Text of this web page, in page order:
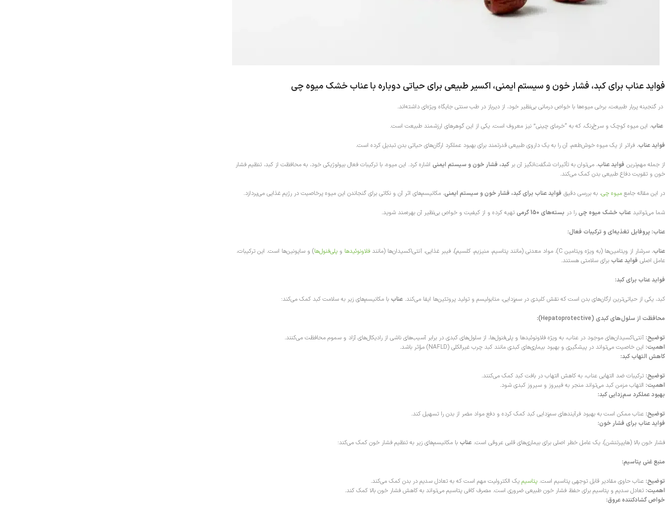
فواید عناب برای کبد، فشار خون و سیستم ایمنی، اکسیر طبیعی برای حیاتی دوباره با عناب خشک میوه چی
در گنجینه پربار طبیعت، برخی میوه‌ها با خواص درمانی بی‌نظیر خود، از دیرباز در طب سنتی جایگاه ویژه‌ای داشته‌اند.
عناب، این میوه کوچک و سرخ‌رنگ، که به “خرمای چینی” نیز معروف است، یکی از این گوهرهای ارزشمند طبیعت است.
فواید عناب، فراتر از یک میوه خوش‌طعم، آن را به یک داروی طبیعی قدرتمند برای بهبود عملکرد ارگان‌های حیاتی بدن تبدیل کرده است.
از جمله مهم‌ترین فواید عناب، می‌توان به تأثیرات شگفت‌انگیز آن بر کبد، فشار خون و سیستم ایمنی اشاره کرد. این میوه، با ترکیبات فعال بیولوژیکی خود، به محافظت از کبد، تنظیم فشار
خون و تقویت دفاع طبیعی بدن کمک می‌کند.
در این مقاله جامع میوه چی، به بررسی دقیق فواید عناب برای کبد، فشار خون و سیستم ایمنی، مکانیسم‌های اثر آن و نکاتی برای گنجاندن این میوه پرخاصیت در رژیم غذایی می‌پردازد.
شما می‌توانید عناب خشک میوه چی را در بسته‌های 150 گرمی تهیه کرده و از کیفیت و خواص بی‌نظیر آن بهره‌مند شوید.
عناب: پروفایل تغذیه‌ای و ترکیبات فعال:
عناب، سرشار از ویتامین‌ها (به ویژه ویتامین C)، مواد معدنی (مانند پتاسیم، منیزیم، کلسیم)، فیبر غذایی، آنتی‌اکسیدان‌ها (مانند فلاونوئیدها و پلی‌فنول‌ها) و ساپونین‌ها است. این ترکیبات،
عامل اصلی فواید عناب برای سلامتی هستند.
فواید عناب برای کبد:
کبد، یکی از حیاتی‌ترین ارگان‌های بدن است که نقش کلیدی در سم‌زدایی، متابولیسم و تولید پروتئین‌ها ایفا می‌کند. عناب با مکانیسم‌های زیر به سلامت کبد کمک می‌کند:
محافظت از سلول‌های کبدی (Hepatoprotective):
توضیح: آنتی‌اکسیدان‌های موجود در عناب، به ویژه فلاونوئیدها و پلی‌فنول‌ها، از سلول‌های کبدی در برابر آسیب‌های ناشی از رادیکال‌های آزاد و سموم محافظت می‌کنند.
اهمیت: این خاصیت می‌تواند در پیشگیری و بهبود بیماری‌های کبدی مانند کبد چرب غیرالکلی (NAFLD) مؤثر باشد.
کاهش التهاب کبد:
توضیح: ترکیبات ضد التهابی عناب، به کاهش التهاب در بافت کبد کمک می‌کنند.
اهمیت: التهاب مزمن کبد می‌تواند منجر به فیبروز و سیروز کبدی شود.
بهبود عملکرد سم‌زدایی کبد:
توضیح: عناب ممکن است به بهبود فرآیندهای سم‌زدایی کبد کمک کرده و دفع مواد مضر از بدن را تسهیل کند.
فواید عناب برای فشار خون:
فشار خون بالا (هایپرتنشن)، یک عامل خطر اصلی برای بیماری‌های قلبی عروقی است. عناب با مکانیسم‌های زیر به تنظیم فشار خون کمک می‌کند:
منبع غنی پتاسیم:
توضیح: عناب حاوی مقادیر قابل توجهی پتاسیم است. پتاسیم یک الکترولیت مهم است که به تعادل سدیم در بدن کمک می‌کند.
اهمیت: تعادل سدیم و پتاسیم برای حفظ فشار خون طبیعی ضروری است. مصرف کافی پتاسیم می‌تواند به کاهش فشار خون بالا کمک کند.
خواص گشادکننده عروق: